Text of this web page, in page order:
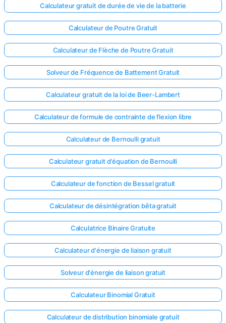
le
Posez
votre
Calculateur gratuit de durée de vie de la batterie
Calculateur de Poutre Gratuit
Calculateur de Flèche de Poutre Gratuit
Solveur de Fréquence de Battement Gratuit
Calculateur gratuit de la loi de Beer-Lambert
Calculateur de formule de contrainte de flexion libre
Calculateur de Bernoulli gratuit
Calculateur gratuit d'équation de Bernoulli
Calculateur de fonction de Bessel gratuit
Calculateur de désintégration bêta gratuit
Calculatrice Binaire Gratuite
Calculateur d'énergie de liaison gratuit
Solveur d'énergie de liaison gratuit
Calculateur Binomial Gratuit
Calculateur de distribution binomiale gratuit